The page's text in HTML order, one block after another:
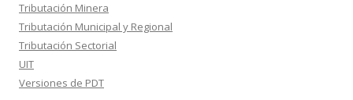
Tributación Minera
Tributación Municipal y Regional
Tributación Sectorial
UIT
Versiones de PDT